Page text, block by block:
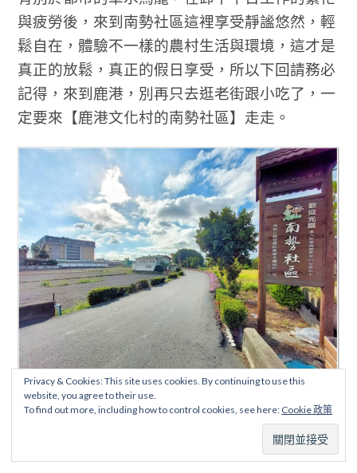
與疲勞後，來到南勢社區這裡享受靜謐悠然，輕
鬆自在，體驗不一樣的農村生活與環境，這才是
真正的放鬆，真正的假日享受，所以下回請務必
記得，來到鹿港，別再只去逛老街跟小吃了，一
定要來【鹿港文化村的南勢社區】走走。
【鹿港文化村(南勢社區)】
連絡地址：鹿港鎮頭南里南勢巷臨57之21
Privacy & Cookies: This site uses cookies. By continuing to use this
website, you agree to their use.
To find out more, including how to control cookies, see here: Cookie 政策